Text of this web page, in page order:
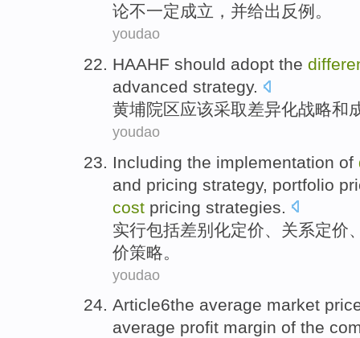
论不一定成立， 并给出 反例。
youdao
HAAHF should adopt the
advanced strategy.
黄埔院区应该采取差异化战略和
youdao
Including the implementation of
and pricing strategy, portfolio
cost pricing strategies.
实行包括差别化定价 、关系定价
价策略 。
youdao
Article6the average market
average profit margin of the